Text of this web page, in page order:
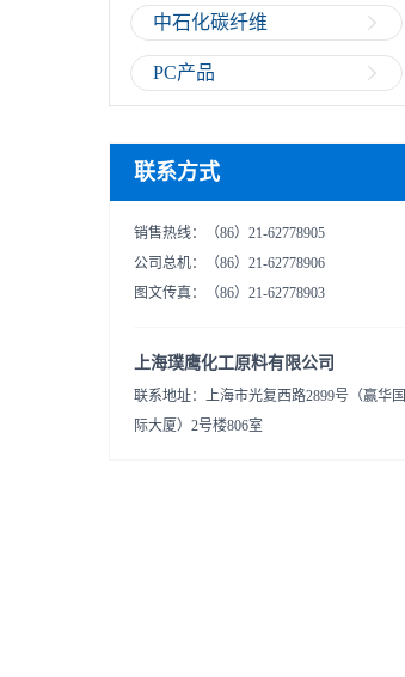
中石化碳纤维
PC产品
联系方式
销售热线：（86）21-62778905
公司总机：（86）21-62778906
图文传真：（86）21-62778903
上海璞鹰化工原料有限公司
联系地址：上海市光复西路2899号（赢华国
际大厦）2号楼806室